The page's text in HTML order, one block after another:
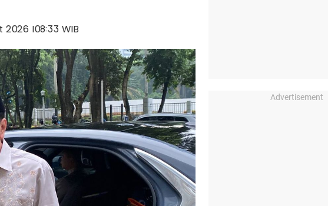
2026 |08:33 WIB
Advertisement